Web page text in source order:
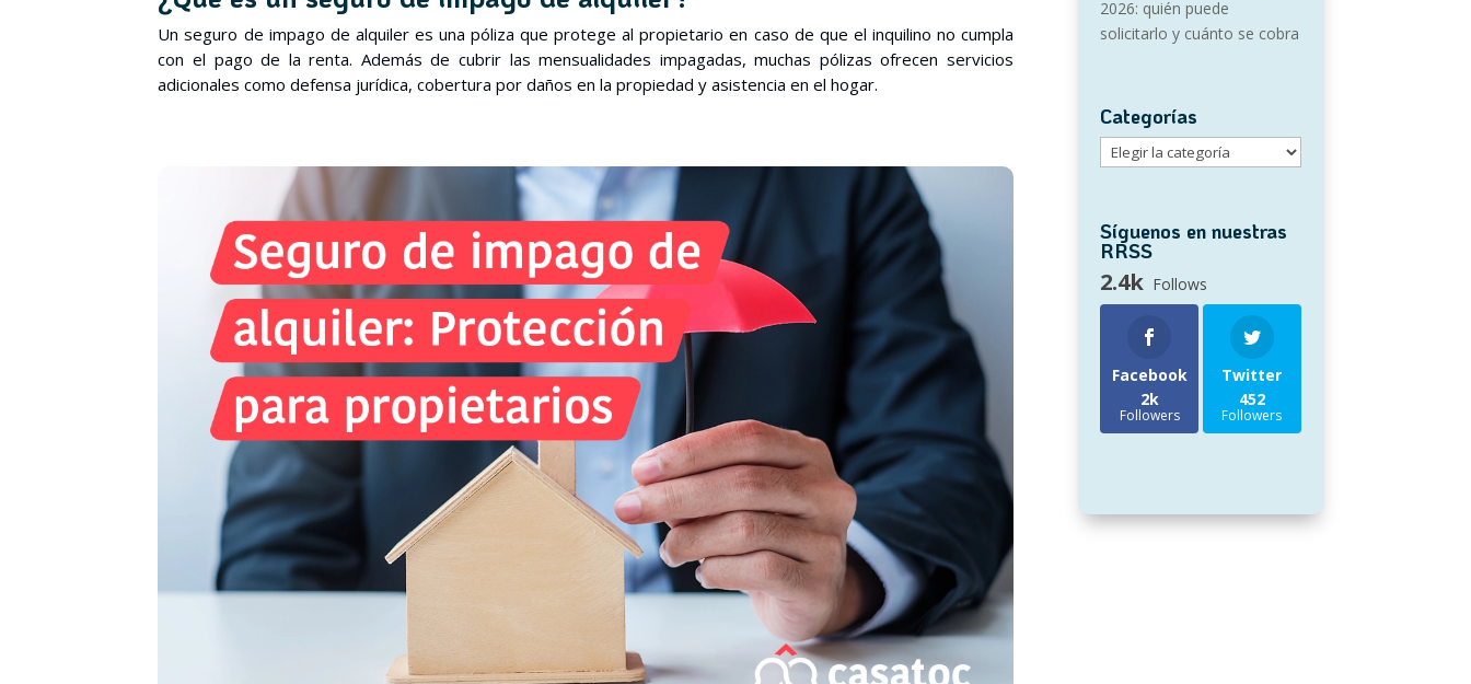
Un seguro de impago de alquiler es una póliza que protege al propietario en caso de que el inquilino no cumpla
con el pago de la renta. Además de cubrir las mensualidades impagadas, muchas pólizas ofrecen servicios
adicionales como defensa jurídica, cobertura por daños en la propiedad y asistencia en el hogar.
2026: quién puede
solicitarlo y cuánto se cobra
Categorías
Categorías
Síguenos en nuestras
RRSS
2.4k Follows
Facebook
2k
Followers
Twitter
452
Followers